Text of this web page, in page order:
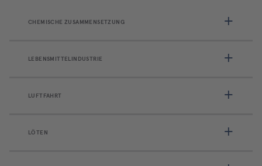
CHEMISCHE ZUSAMMENSETZUNG
LEBENSMITTELINDUSTRIE
LUFTFAHRT
LÖTEN